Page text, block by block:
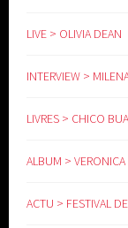
LIVE > OLIVIA DEAN
INTERVIEW >
LIVRES > CHICO
ALBUM > VERONICA
ACTU > FESTIVAL